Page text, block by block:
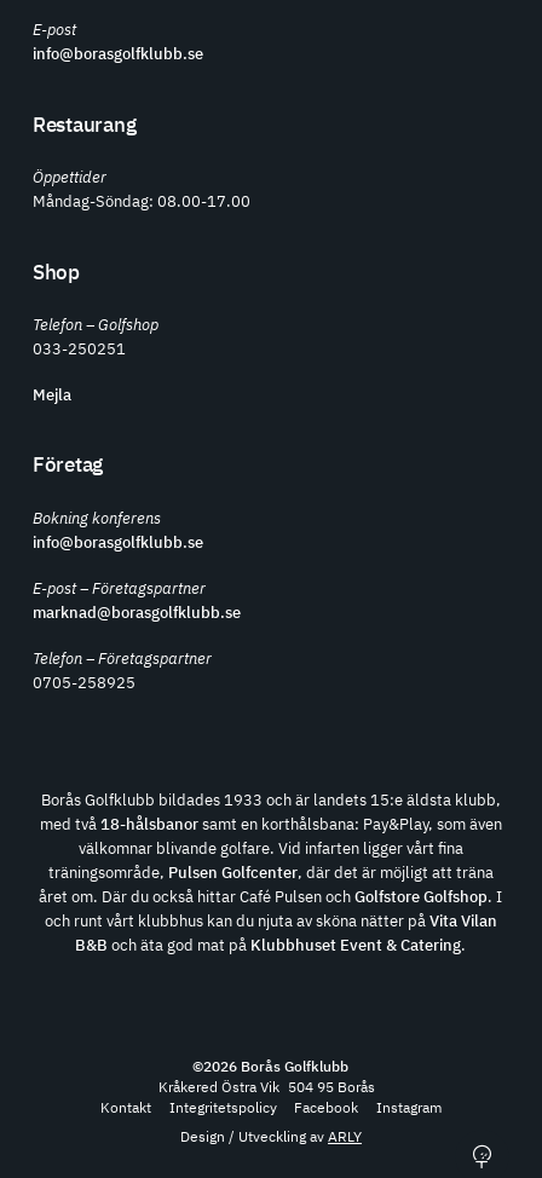
E-post
info@borasgolfklubb.se
Restaurang
Öppettider
Måndag-Söndag: 08.00-17.00
Shop
Telefon – Golfshop
033-250251
Mejla
Företag
Bokning konferens
info@borasgolfklubb.se
E-post – Företagspartner
marknad@borasgolfklubb.se
Telefon – Företagspartner
0705-258925
Borås Golfklubb bildades 1933 och är landets 15:e äldsta klubb,
med två18-hålsbanorsamt en korthålsbana: Pay&Play, som även
välkomnar blivande golfare. Vid infarten ligger vårt fina
träningsområde, Pulsen Golfcenter, där det är möjligt att träna
året om. Där du också hittar Café Pulsen ochGolfstore Golfshop. I
och runt vårt klubbhus kan du njuta av sköna nätter påVita Vilan
B&B och äta god mat på Klubbhuset Event & Catering.
©2026 Borås Golfklubb
Kråkered Östra Vik 504 95 Borås
Kontakt
Integritetspolicy Facebook
Instagram
Design / Utveckling av ARLY